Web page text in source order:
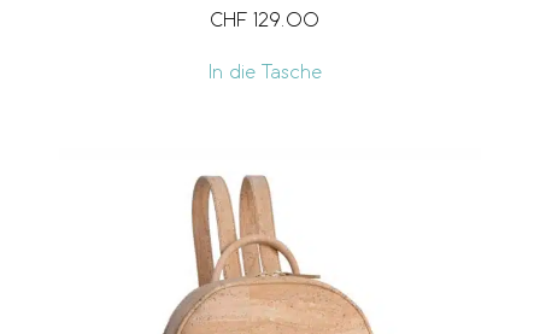
CHF 129.00
In die Tasche